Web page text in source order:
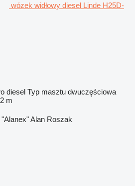
wózek widłowy diesel Linde H25D-
diesel Typ masztu dwuczęściowa
m
Alan Roszak